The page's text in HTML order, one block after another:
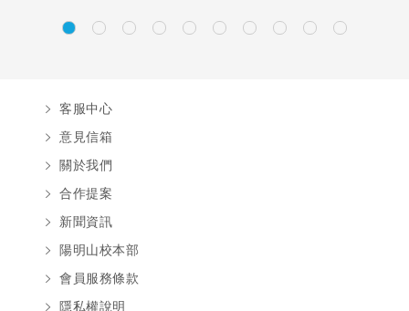
客服中心
意見信箱
關於我們
合作提案
新聞資訊
陽明山校本部
會員服務條款
隱私權說明